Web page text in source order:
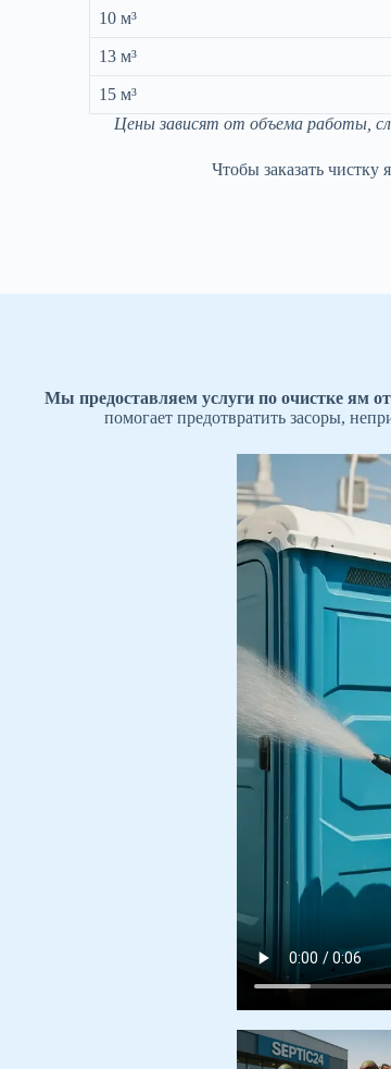
10 м³
13 м³
15 м³
Цены зависят от объема работы,
Чтобы заказать
Мы предоставляем услуги по очистке ям
помогает предотвратить засоры,